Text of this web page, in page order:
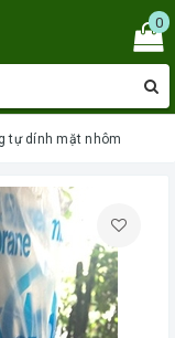
0
tự dính mặt nhôm